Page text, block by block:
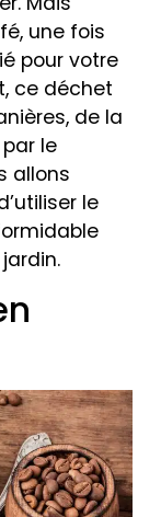
une fois
pour votre
ce déchet
de la
le
allons
le